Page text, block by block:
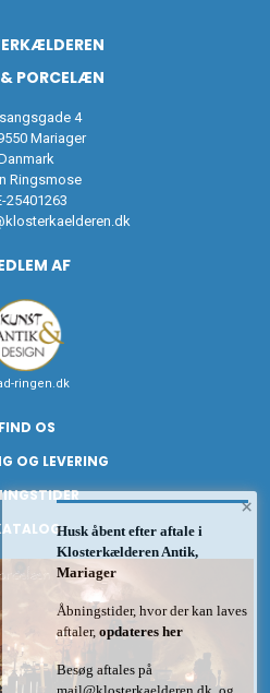
PORCELÆN
4
Mariager
Ringsmose
25401263
AF
ringen.dk
FIND OS
OG LEVERING
×
Husk åbent efter aftale i
Klosterkælderen Antik,
Mariager
Åbningstider, hvor der kan laves
aftaler, opdateres her
Besøg aftales på